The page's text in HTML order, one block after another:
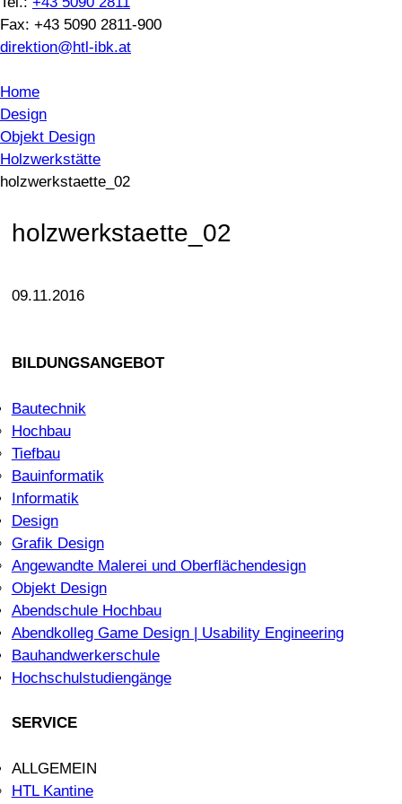
Fax: +43 5090 2811-900
direktion@htl-ibk.at
Home
Design
Objekt Design
Holzwerkstätte
holzwerkstaette_02
holzwerkstaette_02
09.11.2016
BILDUNGSANGEBOT
Bautechnik
Hochbau
Tiefbau
Bauinformatik
Informatik
Design
Grafik Design
Angewandte Malerei und Oberflächendesign
Objekt Design
Abendschule Hochbau
Abendkolleg Game Design | Usability Engineering
Bauhandwerkerschule
Hochschulstudiengänge
SERVICE
ALLGEMEIN
HTL Kantine